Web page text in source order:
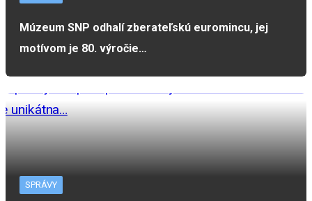
Múzeum SNP odhalí zberateľskú euromincu, jej
motívom je 80. výročie…
SPRÁVY